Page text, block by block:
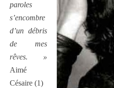
paroles
s’encombre
d’un débris
de mes
rêves. »
Aimé
Césaire (1)